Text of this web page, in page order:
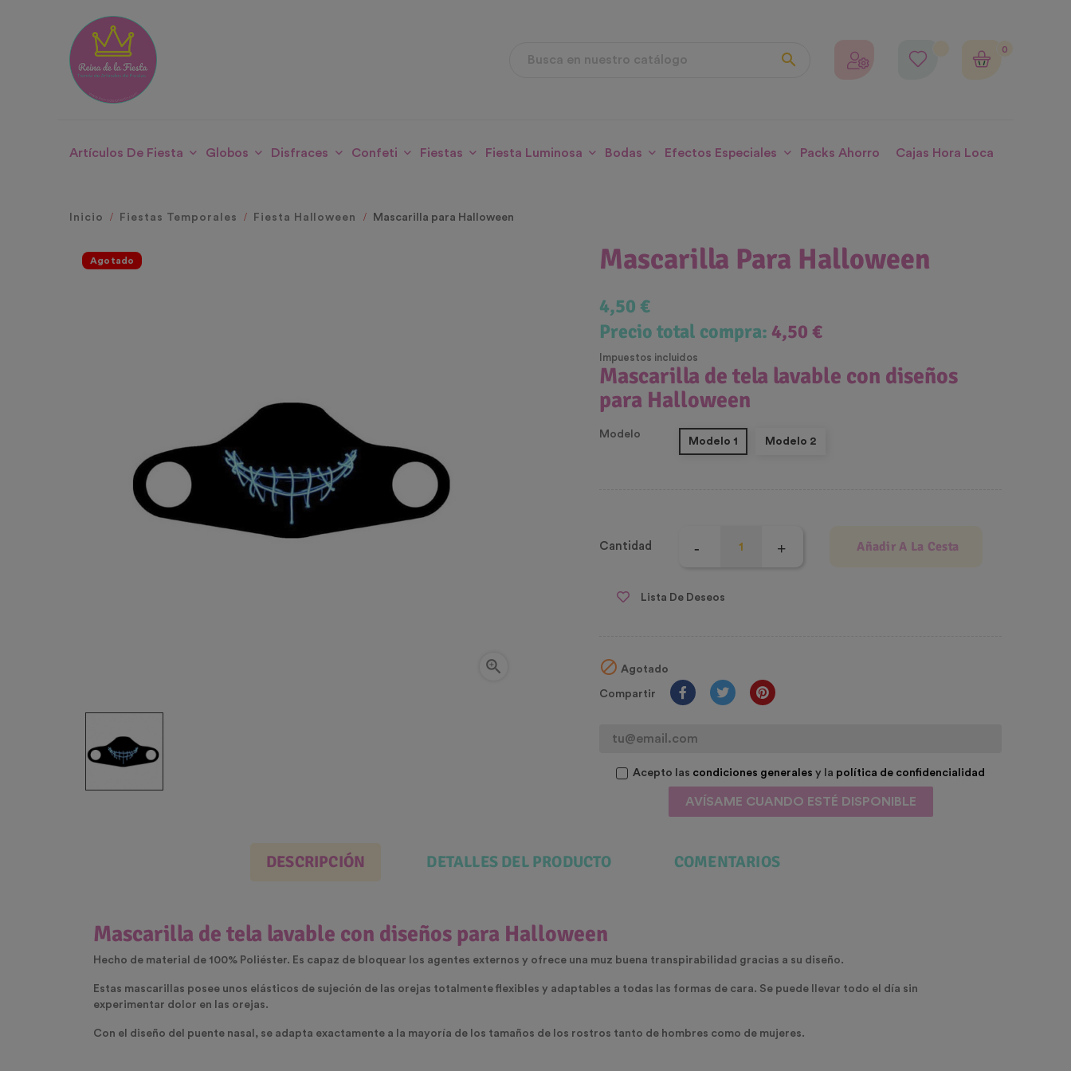

0
Artículos De Fiesta Globos Disfraces Confeti Fiestas Fiesta Luminosa Bodas Efectos Especiales Packs Ahorro Cajas Hora Loca
Inicio Fiestas Temporales Fiesta Halloween Mascarilla para Halloween
Agotado

Mascarilla Para Halloween
4,50 €
Precio total compra: 4,50 €
Impuestos incluidos
Mascarilla de tela lavable con diseños
para Halloween
Modelo
Modelo 1 Modelo 2
Cantidad Añadir A La Cesta
Lista De Deseos
 Agotado
Compartir
Acepto las condiciones generales y la política de confidencialidad
AVÍSAME CUANDO ESTÉ DISPONIBLE
DESCRIPCIÓN DETALLES DEL PRODUCTO COMENTARIOS
Mascarilla de tela lavable con diseños para Halloween
Hecho de material de 100% Poliéster. Es capaz de bloquear los agentes externos y ofrece una muz buena transpirabilidad gracias a su diseño.
Estas mascarillas posee unos elásticos de sujeción de las orejas totalmente flexibles y adaptables a todas las formas de cara. Se puede llevar todo el día sin
experimentar dolor en las orejas.
Con el diseño del puente nasal, se adapta exactamente a la mayoría de los tamaños de los rostros tanto de hombres como de mujeres.